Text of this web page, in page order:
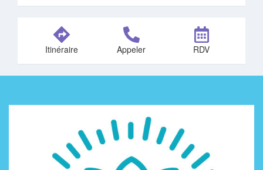
Itinéraire Appeler RDV